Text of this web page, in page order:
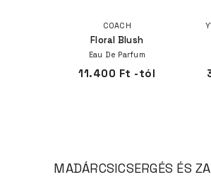
COACH
Floral Blush
Eau De Parfum
11.400 Ft -tól
MADÁRCSICSERGÉS ÉS